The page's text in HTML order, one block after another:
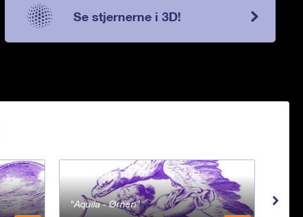
Se stjernerne i 3D!
Aquila - Ørnen